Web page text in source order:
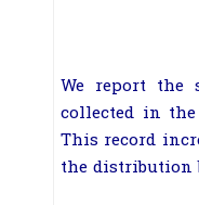
We report the
collected in
This record
the distribution